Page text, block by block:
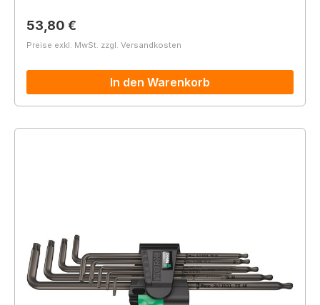
Regulärer Preis:
53,80 €
Preise exkl. MwSt. zzgl. Versandkosten
In den Warenkorb